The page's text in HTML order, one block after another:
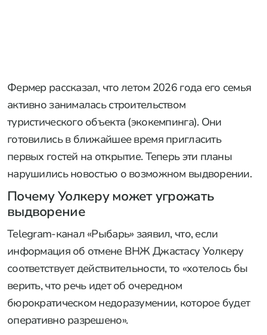
Фермер рассказал, что летом 2026 года его семья
активно занималась строительством
туристического объекта (экокемпинга). Они
готовились в ближайшее время пригласить
первых гостей на открытие. Теперь эти планы
нарушились новостью о возможном выдворении.
Почему Уолкеру может угрожать
выдворение
Telegram-канал «Рыбарь» заявил, что, если
информация об отмене ВНЖ Джастасу Уолкеру
соответствует действительности, то «хотелось бы
верить, что речь идет об очередном
бюрократическом недоразумении, которое будет
оперативно разрешено».